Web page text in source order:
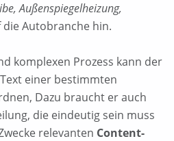
Außenspiegelheizung,
die Autobranche hin.
komplexen Prozess kann der
einer bestimmten
Dazu braucht er auch
die eindeutig sein muss
relevanten Content-